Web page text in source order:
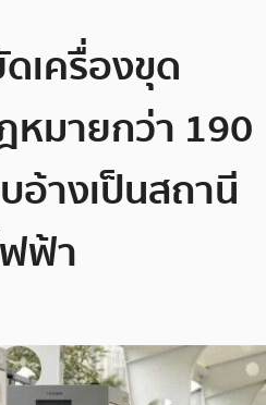
เครื่องขุด
มายกว่า 190
อ้างเป็นสถานี
ฟ้า